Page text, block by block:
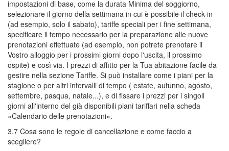
impostazioni di base, come la durata Minima del soggiorno,
selezionare il giorno della settimana in cui è possibile il check-in
(ad esempio, solo il sabato), tariffe speciali per i fine settimana,
specificare il tempo necessario per la preparazione alle nuove
prenotazioni effettuate (ad esempio, non potrete prenotare il
Vostro alloggio per i prossimi giorni dopo l'uscita, il prossimo
ospite) e così via. I prezzi di affitto per la Tua abitazione facile da
gestire nella sezione Tariffe. Si può installare come i piani per la
stagione o per altri intervalli di tempo ( estate, autunno, agosto,
settembre, pasqua, natale...), e di fissare i prezzi per i singoli
giorni all'interno del già disponibili piani tariffari nella scheda
«Calendario delle prenotazioni».
3.7 Cosa sono le regole di cancellazione e come faccio a
scegliere?